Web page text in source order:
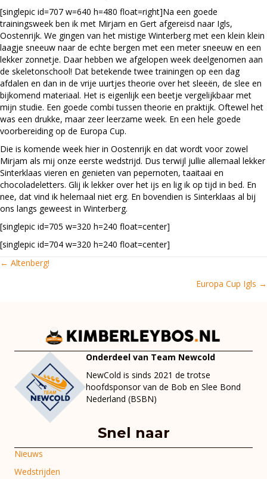
[singlepic id=707 w=640 h=480 float=right]Na een goede
trainingsweek ben ik met Mirjam en Gert afgereisd naar Igls,
Oostenrijk. We gingen van het mistige Winterberg met een klein klein
laagje sneeuw naar de echte bergen met een meter sneeuw en een
lekker zonnetje. Daar hebben we afgelopen week deelgenomen aan
de skeletonschool! Dat betekende twee trainingen op een dag
afdalen en dan in de vrije uurtjes theorie over het sleeën, de slee en
bijkomend materiaal. Het is eigenlijk een beetje vergelijkbaar met
mijn studie. Een goede combi tussen theorie en praktijk. Oftewel het
was een drukke, maar zeer leerzame week. En een hele goede
voorbereiding op de Europa Cup.
Die is komende week hier in Oostenrijk en dat wordt voor zowel
Mirjam als mij onze eerste wedstrijd. Dus terwijl jullie allemaal lekker
Sinterklaas vieren en genieten van pepernoten, taaitaai en
chocoladeletters. Glij ik lekker over het ijs en lig ik op tijd in bed. En
nee, dat vind ik helemaal niet erg. En bovendien is Sinterklaas al bij
ons langs geweest in Winterberg.
[singlepic id=705 w=320 h=240 float=center]
[singlepic id=704 w=320 h=240 float=center]
Posts
← Altenberg!
Europa Cup Igls →
Onderdeel van Team Newcold
NewCold is sinds 2021 de trotse
hoofdsponsor van de Bob en Slee Bond
Nederland (BSBN)
Snel naar
Nieuws
Wedstrijden